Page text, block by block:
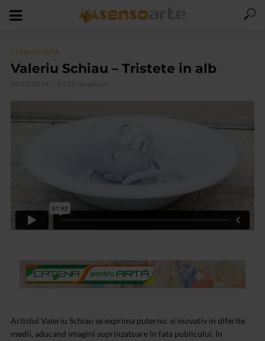
CLIPA DE ARTA
Valeriu Schiau – Tristete in alb
09/12/2014 4.227 vizualizari
Artistul Valeriu Schiau se exprima puternic si inovativ in diferite
medii, aducand imagini suprinzatoare in fata publicului. In